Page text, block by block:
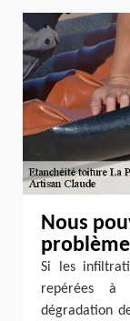
Nous
Si les
repérées à
dégradation